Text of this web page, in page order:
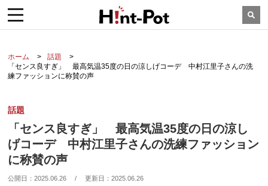
ホーム
話題
「センス良すぎ」 最高気温35度の日の涼しげコーデ 中村江里子さんの洗
練ファッションに称賛の声
話題
「センス良すぎ」 最高気温35度の日の涼し
げコーデ 中村江里子さんの洗練ファッション
に称賛の声
公開日：2025.06.26 / 更新日：2025.06.26